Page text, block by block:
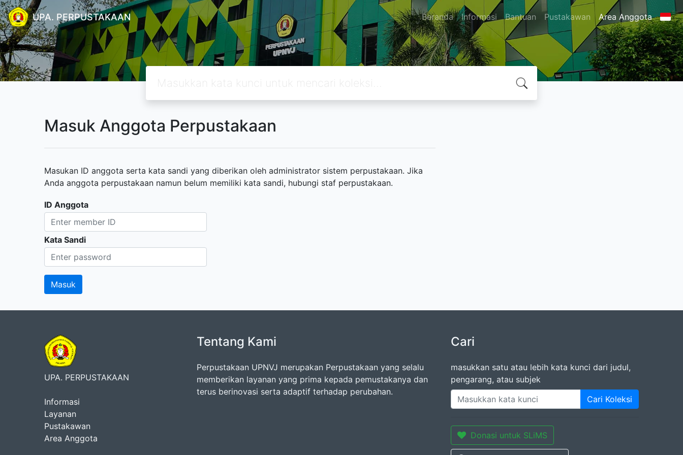
UPA. PERPUSTAKAAN Beranda Informasi Bantuan Pustakawan Area Anggota
Masuk Anggota Perpustakaan
Masukan ID anggota serta kata sandi yang diberikan oleh administrator sistem perpustakaan. Jika
Anda anggota perpustakaan namun belum memiliki kata sandi, hubungi staf perpustakaan.
ID Anggota
Kata Sandi
UPA. PERPUSTAKAAN
Informasi
Layanan
Pustakawan
Area Anggota
Tentang Kami
Perpustakaan UPNVJ merupakan Perpustakaan yang selalu
memberikan layanan yang prima kepada pemustakanya dan
terus berinovasi serta adaptif terhadap perubahan.
Cari
masukkan satu atau lebih kata kunci dari judul,
pengarang, atau subjek
Cari Koleksi
Donasi untuk SLiMS